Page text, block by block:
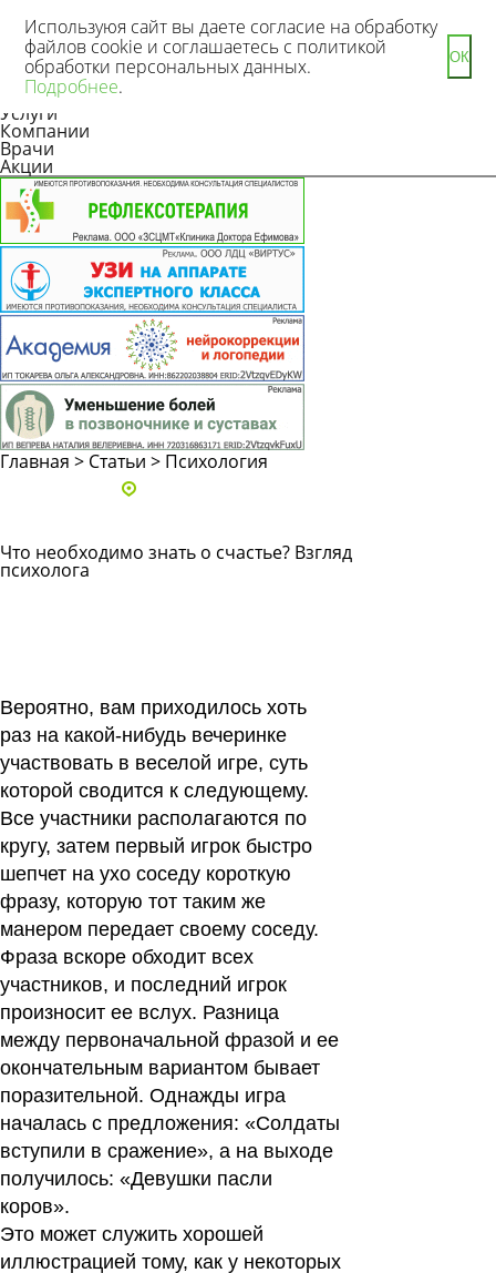
Новости
Статьи
Услуги
Компании
Врачи
Акции
Главная > Статьи > Психология
Что необходимо знать о счастье? Взгляд
психолога
Вероятно, вам приходилось хоть
раз на какой-нибудь вечеринке
участвовать в веселой игре, суть
которой сводится к следующему.
Все участники располагаются по
кругу, затем первый игрок быстро
шепчет на ухо соседу короткую
фразу, которую тот таким же
манером передает своему соседу.
Фраза вскоре обходит всех
участников, и последний игрок
произносит ее вслух. Разница
между первоначальной фразой и ее
окончательным вариантом бывает
поразительной. Однажды игра
началась с предложения: «Солдаты
вступили в сражение», а на выходе
получилось: «Девушки пасли
коров».
Это может служить хорошей
иллюстрацией тому, как у некоторых
Используюя сайт вы даете согласие на обработку
файлов cookie и соглашаетесь с политикой
обработки персональных данных.
Подробнее.
ОК